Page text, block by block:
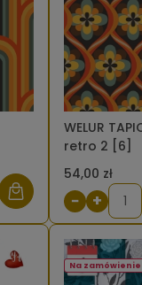
WELUR
retro 2 [6]
54,00 zł
− +
Na zamówienie